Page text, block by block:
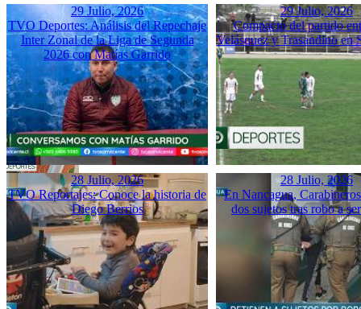
29 Julio, 2026
TVO Deportes: Análisis del Repechaje
Inter Zonal de la Liga de Segunda
2026 con Matías Garrido
29 Julio, 2026
Compacto del partido
Velásquez y Trasandino en
28 Julio, 2026
TVO Reportajes: Conoce la historia de
Diego Berrios
28 Julio, 2026
En Nancagua,
dos sujetos tras robo a